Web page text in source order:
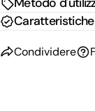
Condividere